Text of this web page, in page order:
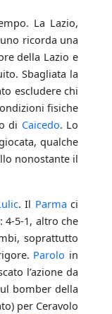
La Lazio,
ricorda una
della Lazio e
Sbagliata la
escludere chi
fisiche
di Caicedo. Lo
qualche
nonostante il
. Il Parma ci
4-5-1, altro che
soprattutto
Parolo in
l’azione da
bomber della
per Ceravolo